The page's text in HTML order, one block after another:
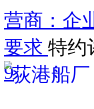
营商：企
要求 特约
9